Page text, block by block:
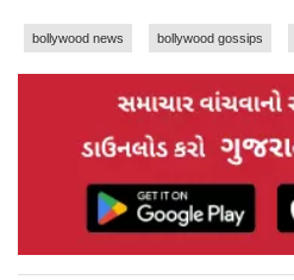
bollywood news bollywood gossips